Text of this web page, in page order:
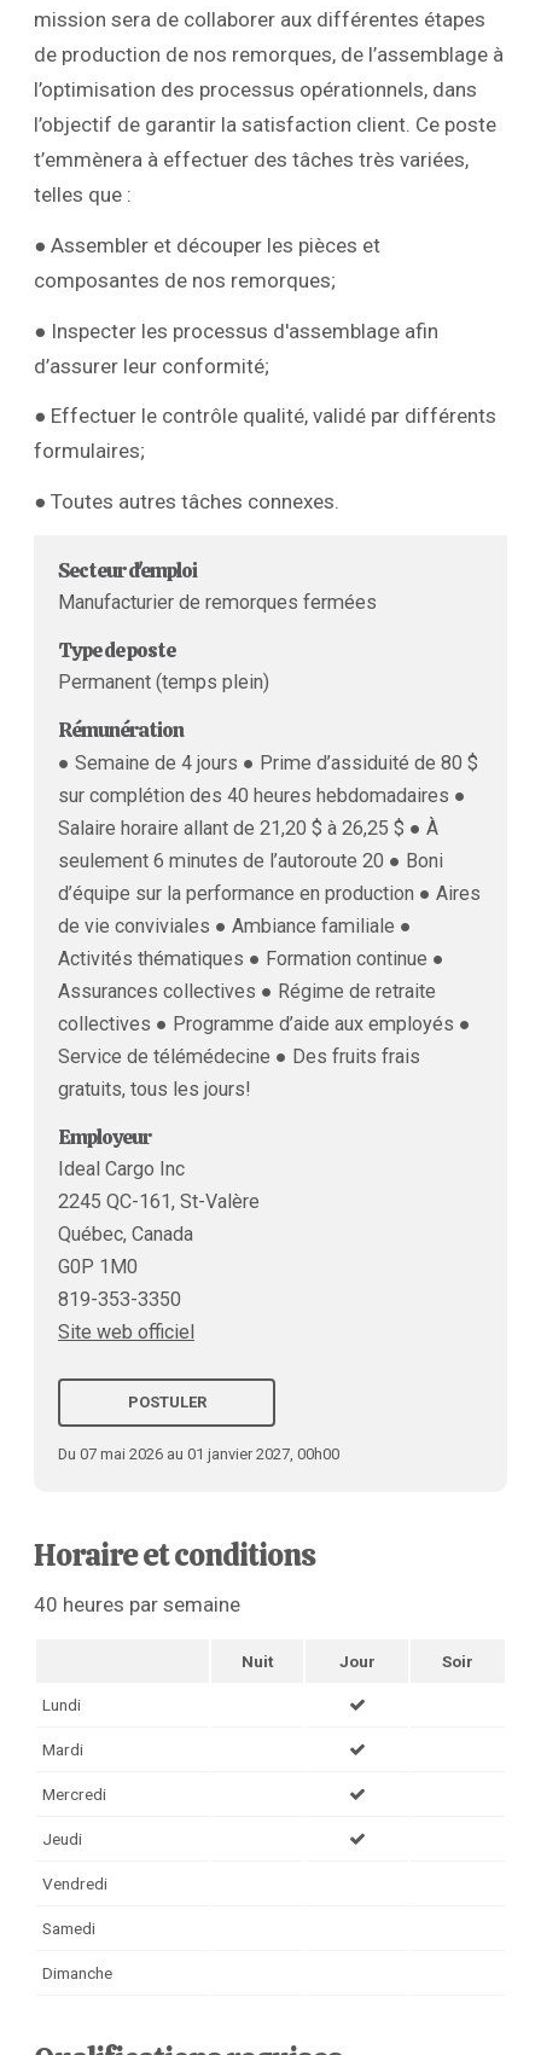
mission sera de collaborer aux différentes étapes
de production de nos remorques, de l’assemblage à
l’optimisation des processus opérationnels, dans
l’objectif de garantir la satisfaction client. Ce poste
t’emmènera à effectuer des tâches très variées,
telles que :
● Assembler et découper les pièces et
composantes de nos remorques;
● Inspecter les processus d'assemblage afin
d’assurer leur conformité;
● Effectuer le contrôle qualité, validé par différents
formulaires;
● Toutes autres tâches connexes.
Secteur d'emploi
Manufacturier de remorques fermées
Type de poste
Permanent (temps plein)
Rémunération
● Semaine de 4 jours ● Prime d’assiduité de 80 $
sur complétion des 40 heures hebdomadaires ●
Salaire horaire allant de 21,20 $ à 26,25 $ ● À
seulement 6 minutes de l’autoroute 20 ● Boni
d’équipe sur la performance en production ● Aires
de vie conviviales ● Ambiance familiale ●
Activités thématiques ● Formation continue ●
Assurances collectives ● Régime de retraite
collectives ● Programme d’aide aux employés ●
Service de télémédecine ● Des fruits frais
gratuits, tous les jours!
Employeur
Ideal Cargo Inc
2245 QC-161, St-Valère
Québec, Canada
G0P 1M0
819-353-3350
Site web officiel
POSTULER
Du 07 mai 2026 au 01 janvier 2027, 00h00
Horaire et conditions
40 heures par semaine
Nuit Jour Soir
Lundi
Mardi
Mercredi
Jeudi
Vendredi
Samedi
Dimanche